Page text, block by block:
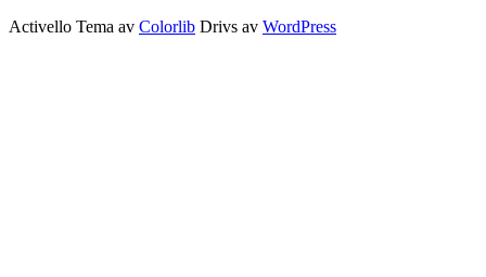
Activello Tema av Colorlib Drivs av WordPress